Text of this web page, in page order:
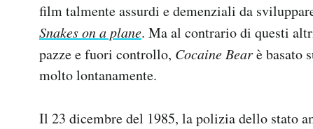
film talmente assurdi e demenziali da
Snakes on a plane. Ma al contrario di questi
pazze e fuori controllo, Cocaine Bearè basato
molto lontanamente.
Il 23 dicembre del 1985, la polizia dello stato